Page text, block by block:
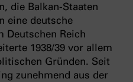
die Balkan-Staaten
eine deutsche
Deutschen Reich
1938/39 vor allem
Gründen. Seit
zunehmend aus der